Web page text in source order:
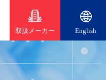
取扱メーカー English